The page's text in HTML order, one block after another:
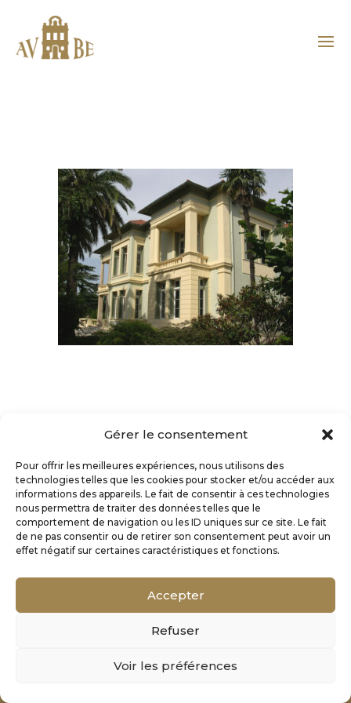
Gérer le consentement
Pour offrir les meilleures expériences, nous utilisons des
technologies telles que les cookies pour stocker et/ou accéder aux
informations des appareils. Le fait de consentir à ces technologies
nous permettra de traiter des données telles que le
comportement de navigation ou les ID uniques sur ce site. Le fait
de ne pas consentir ou de retirer son consentement peut avoir un
effet négatif sur certaines caractéristiques et fonctions.
Accepter
Refuser
Voir les préférences
Mentions Légales